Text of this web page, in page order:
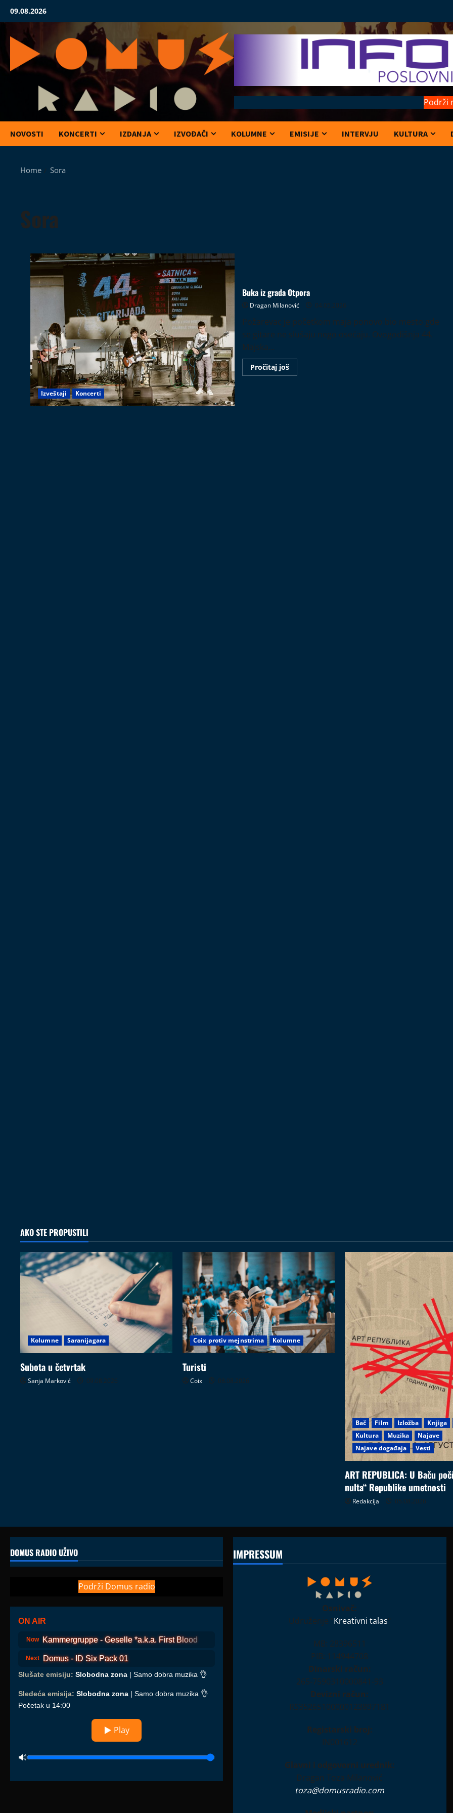
09.08.2026
Podrži
NOVOSTI KONCERTI IZDANJA IZVOĐAČI KOLUMNE EMISIJE INTERVJU KULTURA
Home Sora
Sora
Izveštaji Koncerti
Buka iz grada Otpora
Dragan Milanović 04.05.2026
Požarevac je početkom maja ponovo bio mesto gde
se gitare ne slušaju nego osećaju. Ovogodišnja 44.
Majska...
Pročitaj jošRead
more
AKO STE PROPUSTILI
Kolumne Saranijagara
Subota u četvrtak
Sanja Marković 09.08.2026
Coix protiv mejnstrima Kolumne
Turisti
Coix 08.08.2026
Bač Film Izložba Knjiga
Kultura
Muzika
Najave
Najave događaja
Vesti
ART REPUBLICA: U Baču
nulta“ Republike umetnosti
Redakcija 05.08.2026
DOMUS RADIO UŽIVO
Podrži Domus radio
ON AIR
Now Kammergruppe - Geselle *a.k.a. First Blood
Next Domus - ID Six Pack 01
Slušate emisiju: Slobodna zona | Samo dobra muzika 👌
Sledeća emisija: Slobodna zona | Samo dobra muzika 👌
Početak u 14:00
▶ Play
IMPRESSUM
Osnivač:
Udruženje "Kreativni talas"
MB: 28396511
PIB: 114944708
Dinarski račun:
265-7590310000841-93
Devizni račun:
RS35265100000123897181
Registarski broj:
IN001612
Glavni i odgovorni urednik:
Dragan Toza Milanović
toza@domusradio.com